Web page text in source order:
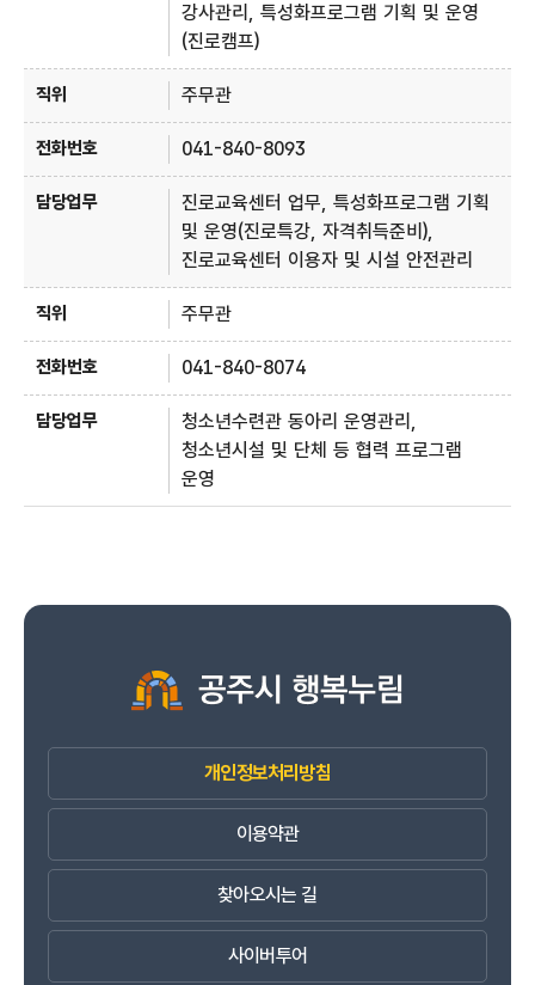
강사관리, 특성화프로그램 기획 및 운영
(진로캠프)
주무관
041-840-8093
진로교육센터 업무, 특성화프로그램 기획
및 운영(진로특강, 자격취득준비),
진로교육센터 이용자 및 시설 안전관리
주무관
041-840-8074
청소년수련관 동아리 운영관리,
청소년시설 및 단체 등 협력 프로그램
운영
개인정보처리방침
이용약관
찾아오시는 길
사이버투어